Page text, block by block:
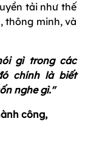
tải như thế
thông minh, và
gì trong các
chính là biết
nghe gì."
công,